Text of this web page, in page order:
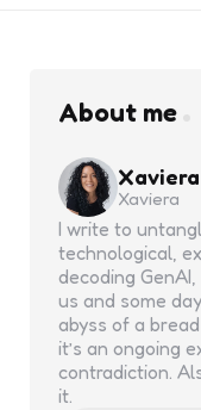
About me
Xaviera
Xaviera
I write to
technological,
decoding
us and some
abyss of a
it’s an ongoing
contradiction.
it.